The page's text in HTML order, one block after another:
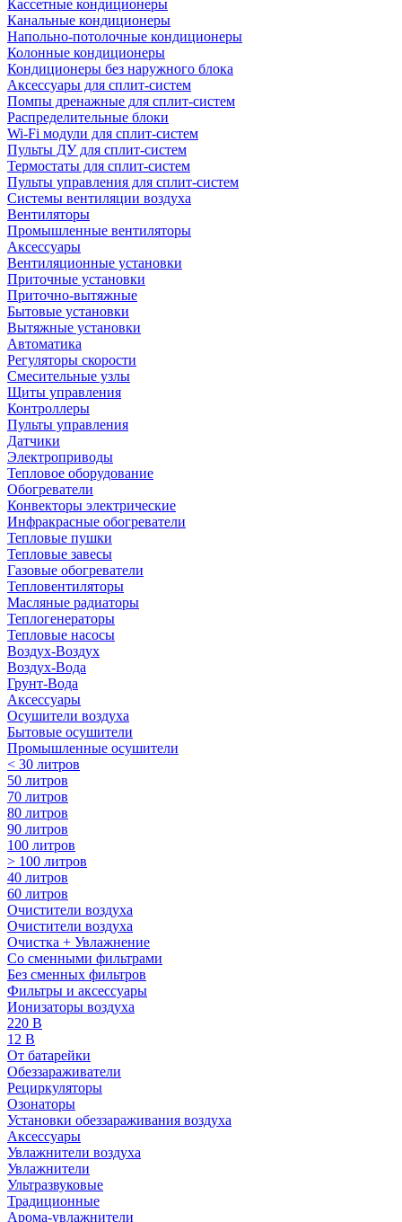
Кассетные кондиционеры
Канальные кондиционеры
Напольно-потолочные кондиционеры
Колонные кондиционеры
Кондиционеры без наружного блока
Аксессуары для сплит-систем
Помпы дренажные для сплит-систем
Распределительные блоки
Wi-Fi модули для сплит-систем
Пульты ДУ для сплит-систем
Термостаты для сплит-систем
Пульты управления для сплит-систем
Системы вентиляции воздуха
Вентиляторы
Промышленные вентиляторы
Аксессуары
Вентиляционные установки
Приточные установки
Приточно-вытяжные
Бытовые установки
Вытяжные установки
Автоматика
Регуляторы скорости
Смесительные узлы
Щиты управления
Контроллеры
Пульты управления
Датчики
Электроприводы
Тепловое оборудование
Обогреватели
Конвекторы электрические
Инфракрасные обогреватели
Тепловые пушки
Тепловые завесы
Газовые обогреватели
Тепловентиляторы
Масляные радиаторы
Теплогенераторы
Тепловые насосы
Воздух-Воздух
Воздух-Вода
Грунт-Вода
Аксессуары
Осушители воздуха
Бытовые осушители
Промышленные осушители
< 30 литров
50 литров
70 литров
80 литров
90 литров
100 литров
> 100 литров
40 литров
60 литров
Очистители воздуха
Очистители воздуха
Очистка + Увлажнение
Cо сменными фильтрами
Без сменных фильтров
Фильтры и аксессуары
Ионизаторы воздуха
220 В
12 В
От батарейки
Обеззараживатели
Рециркуляторы
Озонаторы
Установки обеззараживания воздуха
Аксессуары
Увлажнители воздуха
Увлажнители
Ультразвуковые
Традиционные
Арома-увлажнители